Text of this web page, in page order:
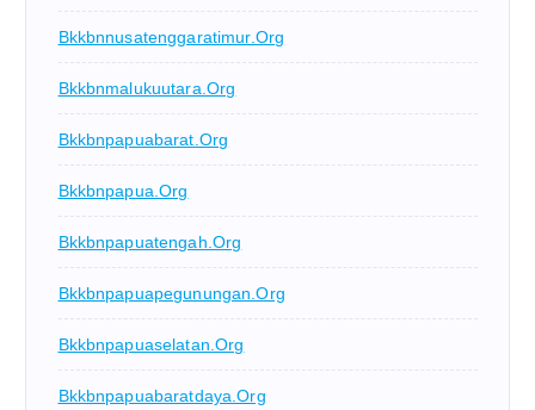
Bkkbnnusatenggaratimur.org
Bkkbnmalukuutara.org
Bkkbnpapuabarat.org
Bkkbnpapua.org
Bkkbnpapuatengah.org
Bkkbnpapuapegunungan.org
Bkkbnpapuaselatan.org
Bkkbnpapuabaratdaya.org